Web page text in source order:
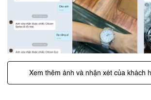
Xem thêm ảnh và nhận xét của khách